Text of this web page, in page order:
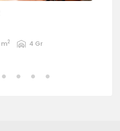
2 4 Gr